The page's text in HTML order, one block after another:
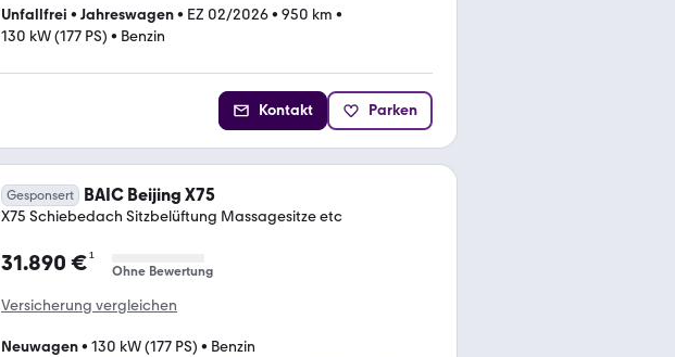
Unfallfrei • Jahreswagen• EZ 02/2026• 950 km •
130 kW (177 PS) • Benzin
Kontakt Parken
Gesponsert BAIC Beijing X75
X75 Schiebedach Sitzbelüftung Massagesitze etc
31.890 €¹
Ohne Bewertung
Versicherung vergleichen
Neuwagen• 130 kW (177 PS) • Benzin